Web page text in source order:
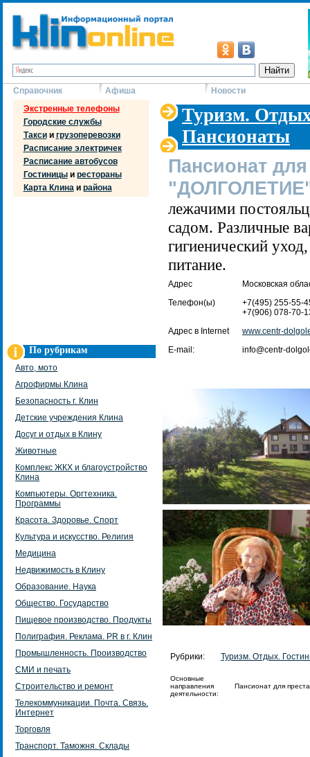
Справочник Афиша
Новости
Экстренные телефоны
Городские службы
Таксии грузоперевозки
Расписание электричек
Расписание автобусов
Гостиницыи рестораны
Карта Клинаи района
По рубрикам
Авто, мото
Агрофирмы Клина
Безопасность г. Клин
Детские учреждения Клина
Досуг и отдых в Клину
Животные
Комплекс ЖКХ и благоустройство
Клина
Компьютеры. Оргтехника.
Программы
Красота. Здоровье. Спорт
Культура и искусство. Религия
Медицина
Недвижимость в Клину
Образование. Наука
Общество. Государство
Пищевое производство. Продукты
Полиграфия. Реклама. PR в г. Клин
Промышленность. Производство
СМИ и печать
Строительство и ремонт
Телекоммуникации. Почта. Связь.
Интернет
Торговля
Транспорт. Таможня. Склады
Туризм.
Пансионаты
Пансионат
лежачими
садом. Различные
гигиенический
питание.
Адрес
Московская
Телефон(ы)
+7(495) 255-55-
+7(906) 078-70-
Адрес в Internet
www.centr-
E-mail:
info@centr-
Рубрики: Туризм. Отдых.
Основные
направления
деятельности:
Пансионат для